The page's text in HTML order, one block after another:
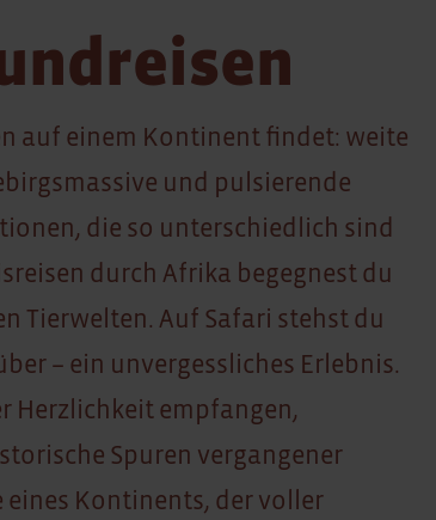
auf einem Kontinent findet: weite
und pulsierende
die so unterschiedlich sind
durch Afrika begegnest du
Tierwelten. Auf Safari stehst du
– ein unvergessliches Erlebnis.
Herzlichkeit empfangen,
Spuren vergangener
eines Kontinents, der voller